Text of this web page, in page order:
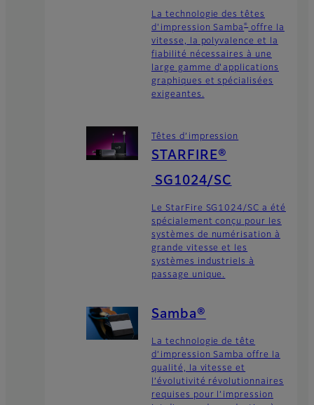
La technologie des têtes
d'impression Samba® offre la
vitesse, la polyvalence et la
fiabilité nécessaires à une
large gamme d'applications
graphiques et spécialisées
exigeantes.
Têtes d’impression
STARFIRE®
SG1024/SC
Le StarFire SG1024/SC a été
spécialement conçu pour les
systèmes de numérisation à
grande vitesse et les
systèmes industriels à
passage unique.
Samba®
La technologie de tête
d’impression Samba offre la
qualité, la vitesse et
l’évolutivité révolutionnaires
requises pour l’impression